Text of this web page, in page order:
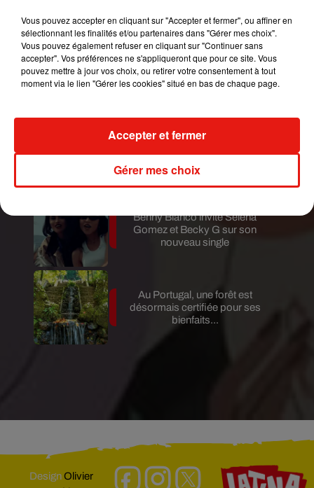
Karol G dévoile la tracklist de
son nouvel album… avec des
invités...
Fuego entre en éruption
Benny Blanco invite Selena
Gomez et Becky G sur son
nouveau single
Au Portugal, une forêt est
désormais certifiée pour ses
bienfaits...
DesignOlivier
Vous pouvez accepter en cliquant sur "Accepter et fermer", ou affiner en
sélectionnant les finalités et/ou partenaires dans "Gérer mes choix".
Vous pouvez également refuser en cliquant sur "Continuer sans
accepter". Vos préférences ne s'appliqueront que pour ce site. Vous
pouvez mettre à jour vos choix, ou retirer votre consentement à tout
moment via le lien "Gérer les cookies" situé en bas de chaque page.
Gérer mes choix
Accepter et fermer